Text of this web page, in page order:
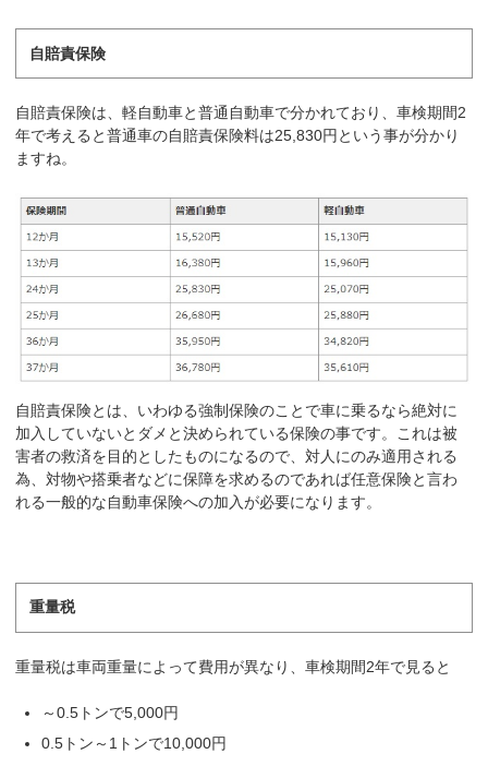
自賠責保険
自賠責保険は、軽自動車と普通自動車で分かれており、車検期間2
年で考えると普通車の自賠責保険料は25,830円という事が分かり
ますね。
自賠責保険とは、いわゆる強制保険のことで車に乗るなら絶対に
加入していないとダメと決められている保険の事です。これは被
害者の救済を目的としたものになるので、対人にのみ適用される
為、対物や搭乗者などに保障を求めるのであれば任意保険と言わ
れる一般的な自動車保険への加入が必要になります。
重量税
重量税は車両重量によって費用が異なり、車検期間2年で見ると
～0.5トンで5,000円
0.5トン～1トンで10,000円